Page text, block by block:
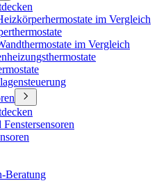
im Vergleich
im Vergleich
Beratung